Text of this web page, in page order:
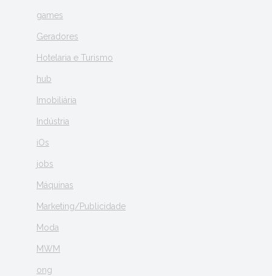
games
Geradores
Hotelaria e Turismo
hub
Imobiliária
Indústria
iOs
jobs
Máquinas
Marketing/Publicidade
Moda
MWM
ong